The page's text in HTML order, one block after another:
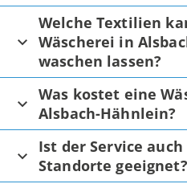
Welche Textilien
Wäscherei in
waschen lassen?
Was kostet eine
Alsbach-Hähnlein?
Ist der Service
Standorte geeignet?